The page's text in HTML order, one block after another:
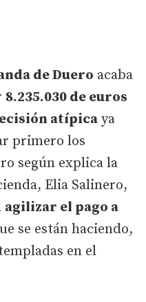
de Duero acaba
8.235.030 de euros
atípica ya
primero los
según explica la
Elia Salinero,
agilizar el pago a
se están haciendo,
en el